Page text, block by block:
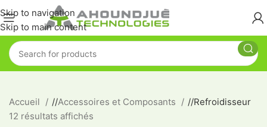
Skip to navigation
Skip to main content
Accueil / Accessoires et Composants / Refroidisseur
12 résultats affichés